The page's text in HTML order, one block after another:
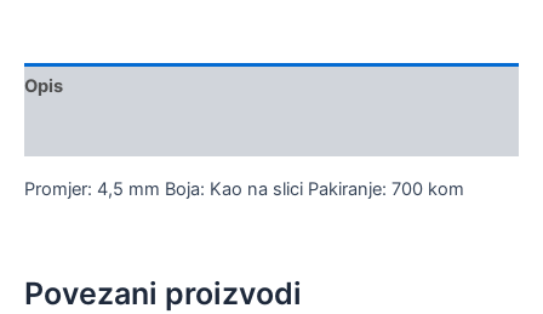
Opis
Promjer: 4,5 mm Boja: Kao na slici Pakiranje: 700 kom
Povezani proizvodi